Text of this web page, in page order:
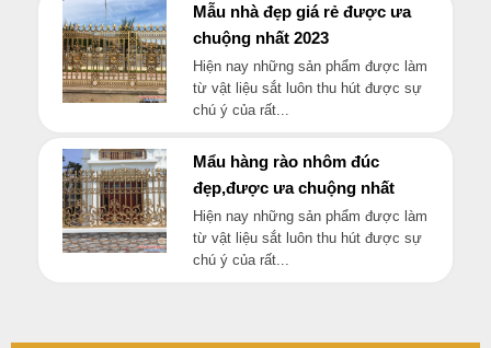
Mẫu nhà đẹp giá rẻ được ưa
chuộng nhất 2023
Hiện nay những sản phẩm được làm
từ vật liệu sắt luôn thu hút được sự
chú ý của rất...
Mẩu hàng rào nhôm đúc
đẹp,được ưa chuộng nhất
Hiện nay những sản phẩm được làm
từ vật liệu sắt luôn thu hút được sự
chú ý của rất...